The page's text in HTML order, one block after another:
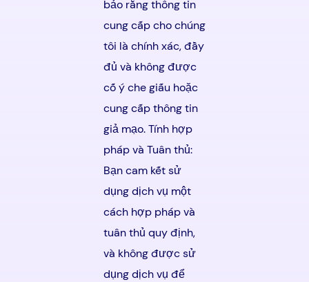
bảo rằng thông tin
cung cấp cho chúng
tôi là chính xác, đầy
đủ và không được
cố ý che giấu hoặc
cung cấp thông tin
giả mạo. Tính hợp
pháp và Tuân thủ:
Bạn cam kết sử
dụng dịch vụ một
cách hợp pháp và
tuân thủ quy định,
và không được sử
dụng dịch vụ để